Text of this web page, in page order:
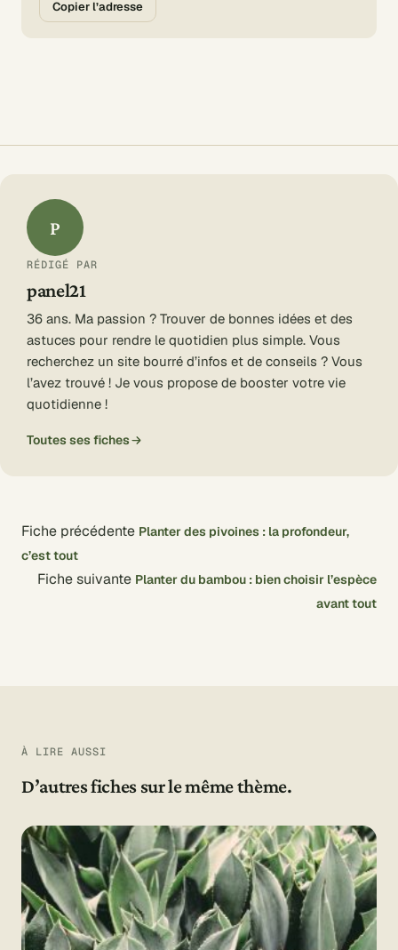
Copier l’adresse
P
RÉDIGÉ PAR
panel21
36 ans. Ma passion ? Trouver de bonnes idées et des
astuces pour rendre le quotidien plus simple. Vous
recherchez un site bourré d’infos et de conseils ? Vous
l’avez trouvé ! Je vous propose de booster votre vie
quotidienne !
Toutes ses fiches
Fiche précédente Planter des pivoines : la profondeur,
c’est tout
Fiche suivante Planter du bambou : bien choisir l’espèce
avant tout
À LIRE AUSSI
D’autres fiches sur le même thème.